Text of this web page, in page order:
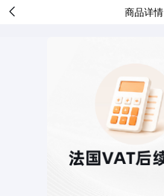
商品详情